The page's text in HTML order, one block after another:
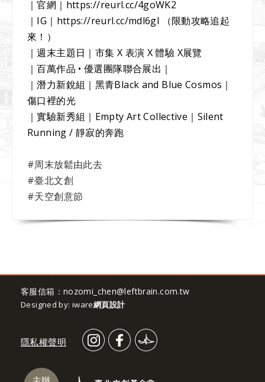
｜官網｜https://reurl.cc/4goWK2
｜IG｜https://reurl.cc/mdl6gl （限動攻略追起
來！）
｜週末主題日｜市集 X 表演 X 體驗 X展覽
｜百萬作品 • 優選團隊聯合展出｜
｜潛力新銳組｜黑青Black and Blue Cosmos｜
傷口裡的光
｜實驗新秀組｜Empty Art Collective｜Silent
Running / 靜寂的奔跑
#周末放鬆由此去
#臺北文創
#天空創意節
客服信箱： nozomi_chen@leftbrain.com.tw
Designed by: iware網頁設計
隱私權聲明